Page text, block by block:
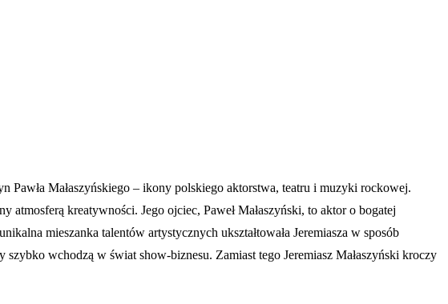
Pawła Małaszyńskiego – ikony polskiego aktorstwa, teatru i muzyki rockowej.
atmosferą kreatywności. Jego ojciec, Paweł Małaszyński, to aktor o bogatej
mieszanka talentów artystycznych ukształtowała Jeremiasza w sposób
wchodzą w świat show-biznesu. Zamiast tego Jeremiasz Małaszyński kroczy